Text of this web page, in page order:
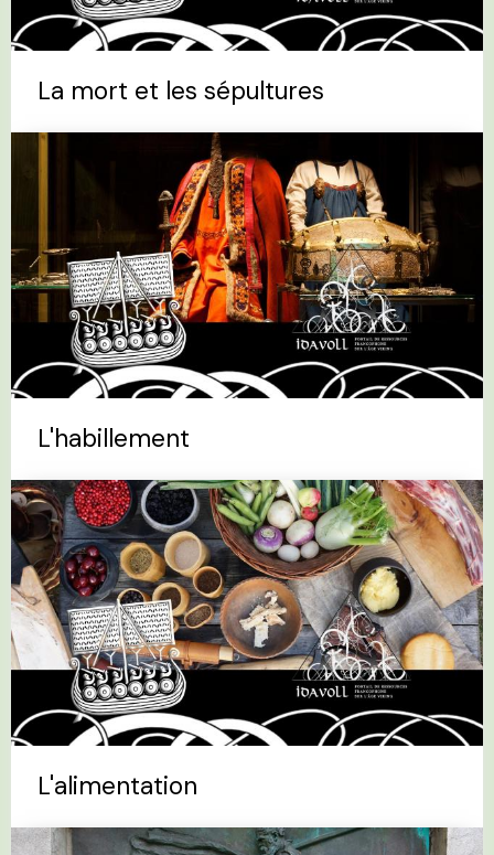
La mort et les sépultures
L'habillement
L'alimentation